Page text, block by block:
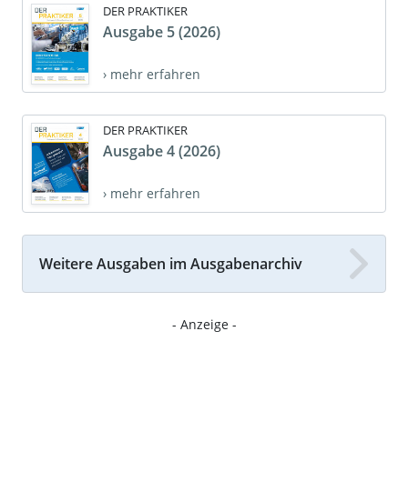
DER PRAKTIKER
Ausgabe 5 (2026)
› mehr erfahren
DER PRAKTIKER
Ausgabe 4 (2026)
› mehr erfahren
Weitere Ausgaben im Ausgabenarchiv
- Anzeige -